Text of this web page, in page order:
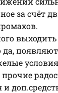
за счёт
да,
и